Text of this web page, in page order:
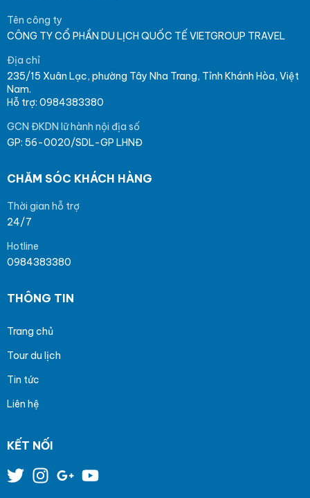
Tên công ty
CÔNG TY CỔ PHẦN DU LỊCH QUỐC TẾ VIETGROUP TRAVEL
Địa chỉ
235/15 Xuân Lạc, phường Tây Nha Trang, Tỉnh Khánh Hòa, Việt
Nam.
Hỗ trợ: 0984383380
GCN ĐKDN lữ hành nội địa số
GP: 56-0020/SDL-GP LHNĐ
CHĂM SÓC KHÁCH HÀNG
Thời gian hỗ trợ
24/7
Hotline
0984383380
THÔNG TIN
Trang chủ
Tour du lịch
Tin tức
Liên hệ
KẾT NỐI